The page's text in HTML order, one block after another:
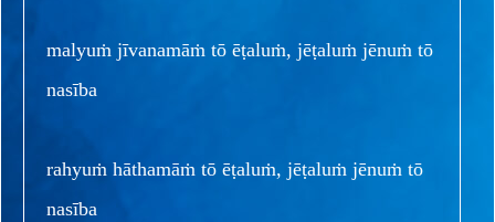
malyuṁ jīvanamāṁ tō ēṭaluṁ, jēṭaluṁ jēnuṁ tō
nasība
rahyuṁ hāthamāṁ tō ēṭaluṁ, jēṭaluṁ jēnuṁ tō
nasība